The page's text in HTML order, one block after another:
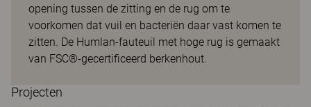
opening tussen de zitting en de rug om te
voorkomen dat vuil en bacteriën daar vast komen te
zitten. De Humlan-fauteuil met hoge rug is gemaakt
van FSC®-gecertificeerd berkenhout.
Projecten